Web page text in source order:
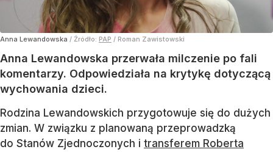
Anna Lewandowska / Źródło: PAP / Roman Zawistowski
Anna Lewandowska przerwała milczenie po fali
komentarzy. Odpowiedziała na krytykę dotyczącą
wychowania dzieci.
Rodzina Lewandowskich przygotowuje się do dużych
zmian. W związku z planowaną przeprowadzką
do Stanów Zjednoczonych i transferem Roberta